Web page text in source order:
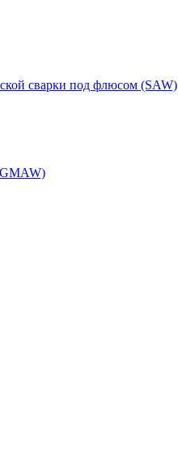
сварки под флюсом (SAW)